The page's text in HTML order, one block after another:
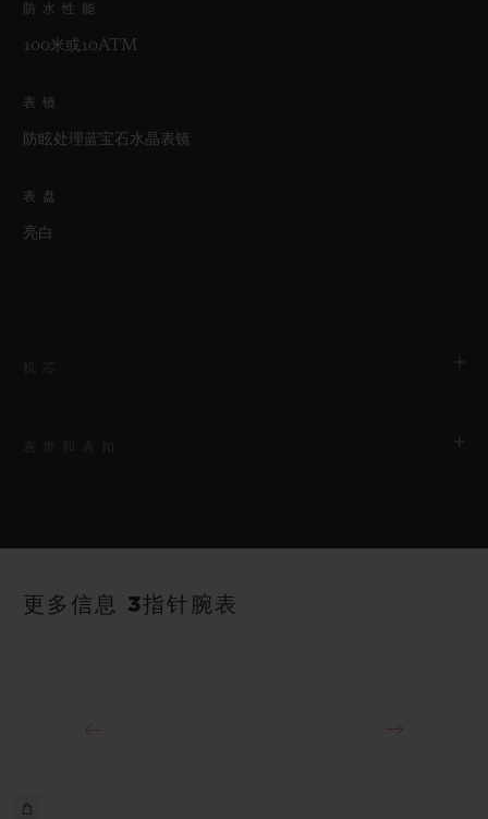
防水性能
100米或10ATM
表镜
防眩处理蓝宝石水晶表镜
表盘
亮白
40小时
表带
更多信息 3指针腕表